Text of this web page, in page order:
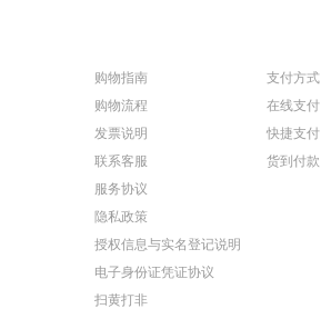
购物指南
购物流程
发票说明
联系客服
服务协议
隐私政策
授权信息与实名登记说明
电子身份证凭证协议
扫黄打非
支付方式
在线支付
快捷支付
货到付款